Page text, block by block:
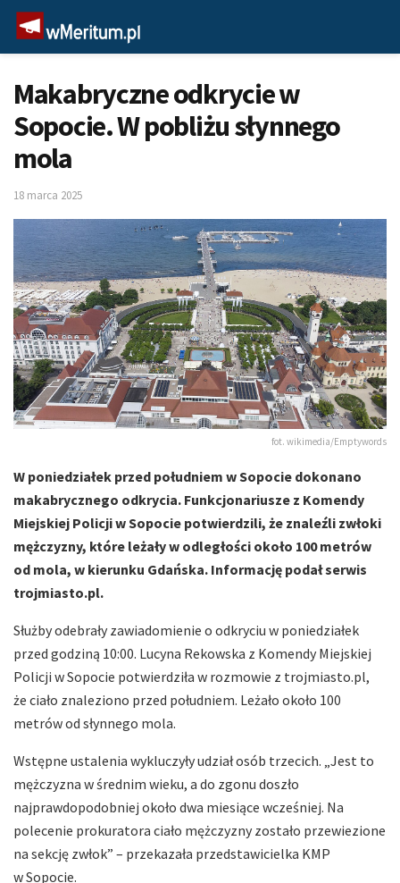
Makabryczne odkrycie w
Sopocie. W pobliżu słynnego
mola
18 marca 2025
fot. wikimedia/Emptywords
W poniedziałek przed południem w Sopocie dokonano
makabrycznego odkrycia. Funkcjonariusze z Komendy
Miejskiej Policji w Sopocie potwierdzili, że znaleźli zwłoki
mężczyzny, które leżały w odległości około 100 metrów
od mola, w kierunku Gdańska. Informację podał serwis
trojmiasto.pl.
Służby odebrały zawiadomienie o odkryciu w poniedziałek
przed godziną 10:00. Lucyna Rekowska z Komendy Miejskiej
Policji w Sopocie potwierdziła w rozmowie z trojmiasto.pl,
że ciało znaleziono przed południem. Leżało około 100
metrów od słynnego mola.
Wstępne ustalenia wykluczyły udział osób trzecich. „Jest to
mężczyzna w średnim wieku, a do zgonu doszło
najprawdopodobniej około dwa miesiące wcześniej. Na
polecenie prokuratora ciało mężczyzny zostało przewiezione
na sekcję zwłok” – przekazała przedstawicielka KMP
w Sopocie.